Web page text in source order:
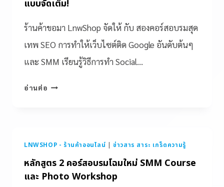
แบบจัดเต็ม!
ร้านค้าขอมา LnwShop จัดให้ กับ สองคอร์สอบรมสุด
เทพ SEO การทำให้เว็บไซต์ติด Google อันดับต้นๆ
และ SMM เรียนรู้วิธีการทำ Social…
อ่านต่อ
LNWSHOP - ร้านค้าออนไลน์ |ข่าวสาร สาระ เกร็ดความรู้
หลักสูตร 2 คอร์สอบรมโฉมใหม่ SMM Course
และ Photo Workshop